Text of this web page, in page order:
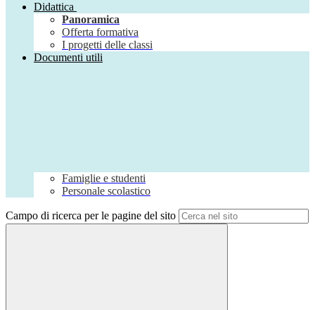
Didattica
Panoramica
Offerta formativa
I progetti delle classi
Documenti utili
Famiglie e studenti
Personale scolastico
Campo di ricerca per le pagine del sito